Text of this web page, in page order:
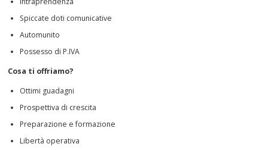
Spiccate doti comunicative
Automunito
Possesso di P.IVA
Cosa ti offriamo?
Ottimi guadagni
Prospettiva di crescita
Preparazione e formazione
Libertà operativa